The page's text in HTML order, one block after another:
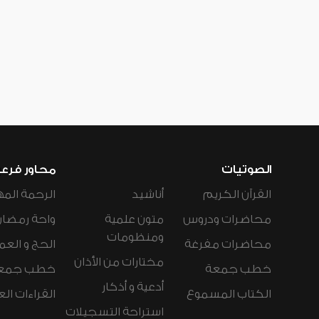
الصوتيات
القرآن الكريم
محاضرات ودروس
محاضرات مفرغة
خطب جمعة
الكتاب المسموع
أناشيد
متون علمية
ومنظومات
مختارات من الأذان
أدعية و أذكار
استراحة التسجيلات
محاور
الرحمة
واحة
الحج و
خطب
القراءات